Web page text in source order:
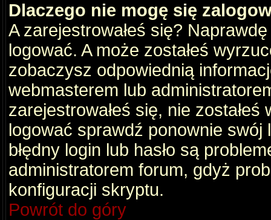
Dlaczego nie mogę się
A zarejestrowałeś się?
logować. A może zostałeś
zobaczysz odpowiednią
webmasterem lub
zarejestrowałeś się, nie
logować sprawdź ponownie swój
błędny login lub hasło są
administratorem forum, gdyż
konfiguracji skryptu.
Powrót do góry